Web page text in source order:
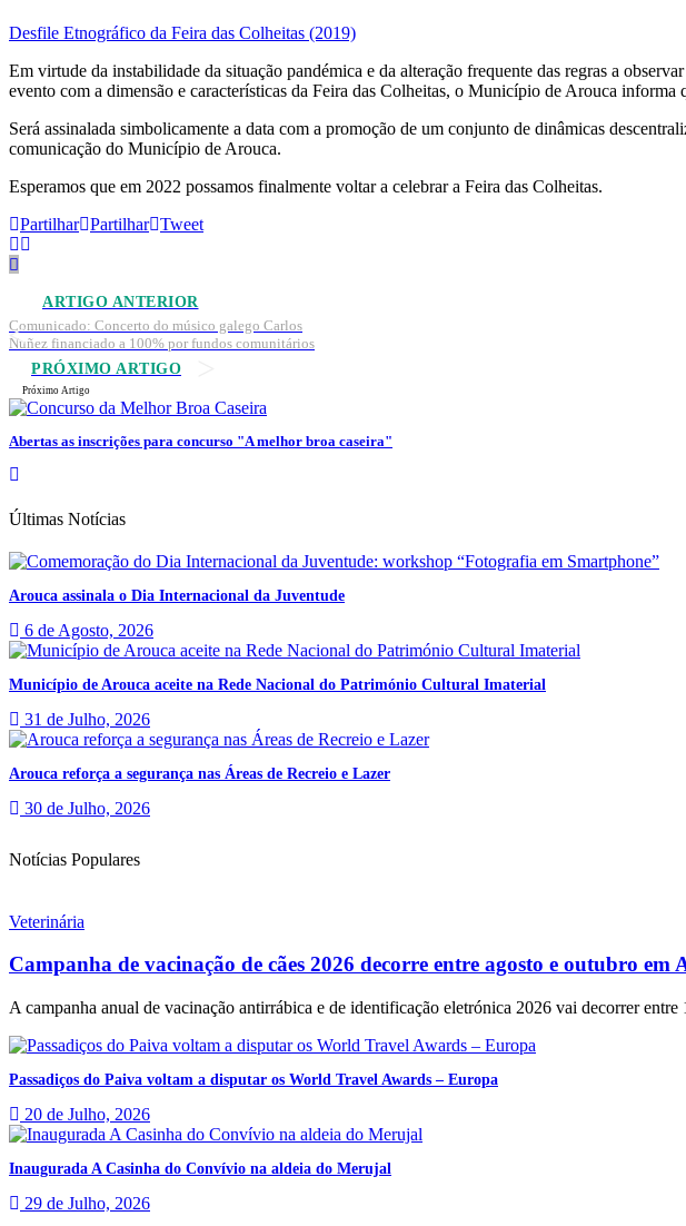
Desfile Etnográfico da Feira das Colheitas (2019)
Em virtude da instabilidade da situação pandémica e da alteração frequente das regras a
evento com a dimensão e características da Feira das Colheitas, o Município de Arouca
Será assinalada simbolicamente a data com a promoção de um conjunto de dinâmicas
comunicação do Município de Arouca.
Esperamos que em 2022 possamos finalmente voltar a celebrar a Feira das Colheitas.
Partilhar Partilhar Tweet
ARTIGO ANTERIOR
Comunicado: Concerto do músico galego Carlos
Nuñez financiado a 100% por fundos comunitários
PRÓXIMO ARTIGO
Próximo Artigo
Abertas as inscrições para concurso "A melhor broa caseira"
Últimas Notícias
Arouca assinala o Dia Internacional da Juventude
6 de Agosto, 2026
Município de Arouca aceite na Rede Nacional do Património Cultural Imaterial
31 de Julho, 2026
Arouca reforça a segurança nas Áreas de Recreio e Lazer
30 de Julho, 2026
Notícias Populares
Veterinária
Campanha de vacinação de cães 2026 decorre entre agosto e outubro em
A campanha anual de vacinação antirrábica e de identificação eletrónica 2026 vai decorrer entre
Passadiços do Paiva voltam a disputar os World Travel Awards – Europa
20 de Julho, 2026
Inaugurada A Casinha do Convívio na aldeia do Merujal
29 de Julho, 2026